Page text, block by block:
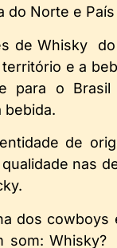
do Norte e País
de Whisky
e a
para o
bebida.
de
nas
dos
som: